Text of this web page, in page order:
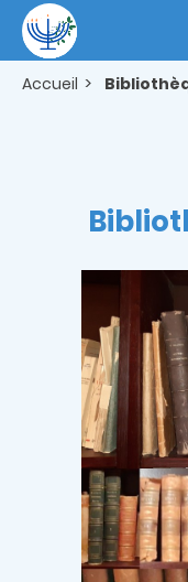
contenu
principal
Accueil